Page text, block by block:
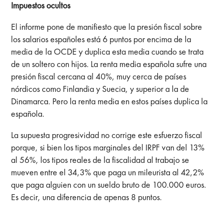
Impuestos ocultos
El informe pone de manifiesto que la presión fiscal sobre
los salarios españoles está 6 puntos por encima de la
media de la OCDE y duplica esta media cuando se trata
de un soltero con hijos. La renta media española sufre una
presión fiscal cercana al 40%, muy cerca de países
nórdicos como Finlandia y Suecia, y superior a la de
Dinamarca. Pero la renta media en estos países duplica la
española.
La supuesta progresividad no corrige este esfuerzo fiscal
porque, si bien los tipos marginales del IRPF van del 13%
al 56%, los tipos reales de la fiscalidad al trabajo se
mueven entre el 34,3% que paga un mileurista al 42,2%
que paga alguien con un sueldo bruto de 100.000 euros.
Es decir, una diferencia de apenas 8 puntos.